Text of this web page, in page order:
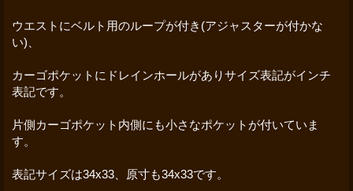
ウエストにベルト用のループが付き(アジャスターが付かな
い)、
カーゴポケットにドレインホールがありサイズ表記がインチ
表記です。
片側カーゴポケット内側にも小さなポケットが付いていま
す。
表記サイズは34x33、原寸も34x33です。